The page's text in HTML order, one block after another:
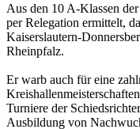
Aus den 10 A-Klassen
per Relegation ermittelt,
Kaiserslautern-
Rheinpfalz.
Er warb auch für eine
Turniere der
Ausbildung von